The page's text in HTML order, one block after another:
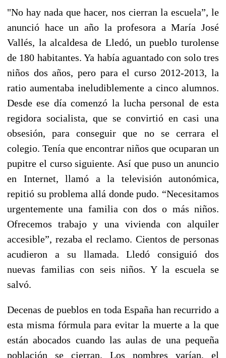
"No hay nada que hacer, nos cierran la escuela”, le
anunció hace un año la profesora a María José
Vallés, la alcaldesa de Lledó, un pueblo turolense
de 180 habitantes. Ya había aguantado con solo tres
niños dos años, pero para el curso 2012-2013, la
ratio aumentaba ineludiblemente a cinco alumnos.
Desde ese día comenzó la lucha personal de esta
regidora socialista, que se convirtió en casi una
obsesión, para conseguir que no se cerrara el
colegio. Tenía que encontrar niños que ocuparan un
pupitre el curso siguiente. Así que puso un anuncio
en Internet, llamó a la televisión autonómica,
repitió su problema allá donde pudo. “Necesitamos
urgentemente una familia con dos o más niños.
Ofrecemos trabajo y una vivienda con alquiler
accesible”, rezaba el reclamo. Cientos de personas
acudieron a su llamada. Lledó consiguió dos
nuevas familias con seis niños. Y la escuela se
salvó.
Decenas de pueblos en toda España han recurrido a
esta misma fórmula para evitar la muerte a la que
están abocados cuando las aulas de una pequeña
población se cierran. Los nombres varían, el